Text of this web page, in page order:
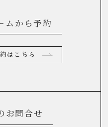
ムから予約
はこちら
お問合せ